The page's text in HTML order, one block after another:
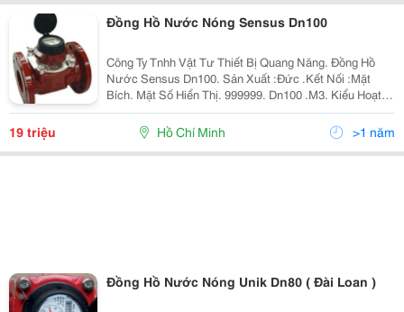
Đồng Hồ Nước Nóng Sensus Dn100
Công Ty Tnhh Vật Tư Thiết Bị Quang Năng. Đồng Hồ
Nước Sensus Dn100. Sản Xuất :Đức .Kết Nối :Mặt
Bích. Mặt Số Hiển Thị. 999999. Dn100 .M3. Kiểu Hoạt
Động :Từ. Hàng Mới 100%,Bảo Hành 12 Tháng.giao
Hàng Nhanh Chóng Tận Nơi,Uy Tín ,Chất Lượng.qúy
19 triệu Hồ Chí Minh >1 năm
Đồng Hồ Nước Nóng Unik Dn80 ( Đài Loan )